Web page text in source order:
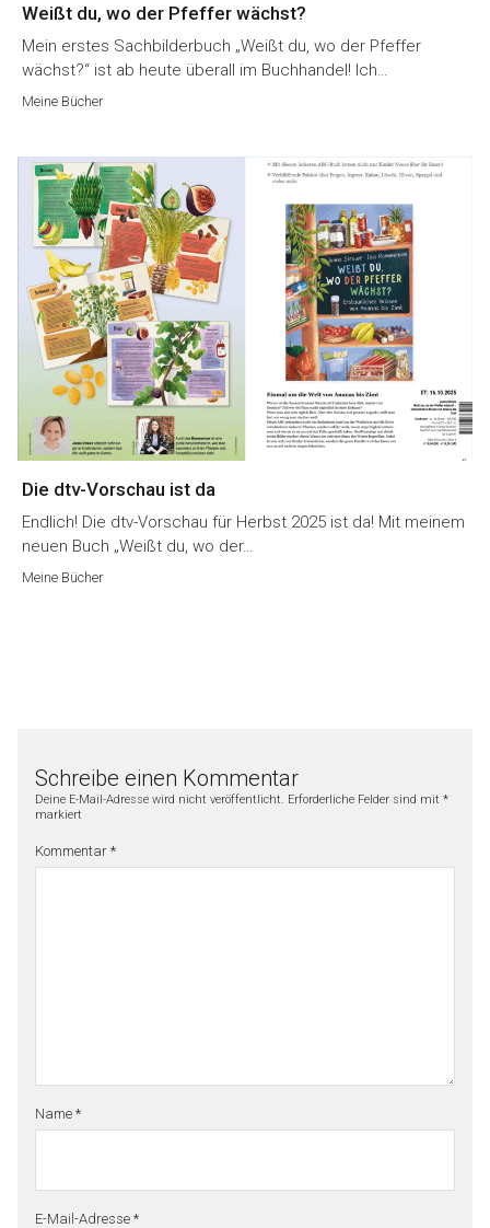
Weißt du, wo der Pfeffer wächst?
Mein erstes Sachbilderbuch „Weißt du, wo der Pfeffer
wächst?“ ist ab heute überall im Buchhandel! Ich…
Meine Bücher
Die dtv-Vorschau ist da
Endlich! Die dtv-Vorschau für Herbst 2025 ist da! Mit meinem
neuen Buch „Weißt du, wo der…
Meine Bücher
Schreibe einen Kommentar
Deine E-Mail-Adresse wird nicht veröffentlicht. Erforderliche Felder sind mit *
markiert
Kommentar *
Name *
E-Mail-Adresse *